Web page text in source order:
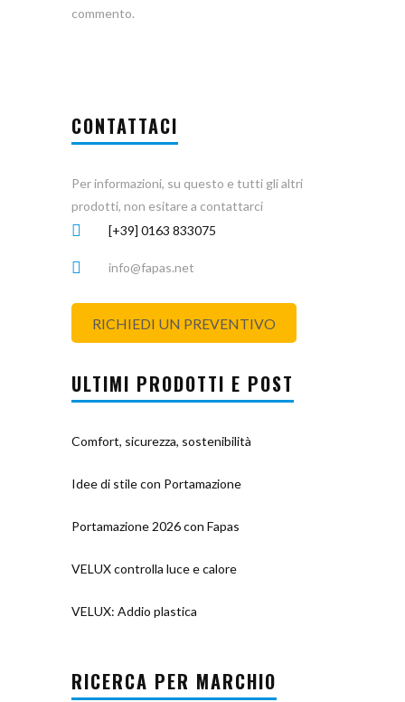
commento.
CONTATTACI
Per informazioni, su questo e tutti gli altri
prodotti, non esitare a contattarci
[+39] 0163 833075
info@fapas.net
RICHIEDI UN PREVENTIVO
ULTIMI PRODOTTI E POST
Comfort, sicurezza, sostenibilità
Idee di stile con Portamazione
Portamazione 2026 con Fapas
VELUX controlla luce e calore
VELUX: Addio plastica
RICERCA PER MARCHIO